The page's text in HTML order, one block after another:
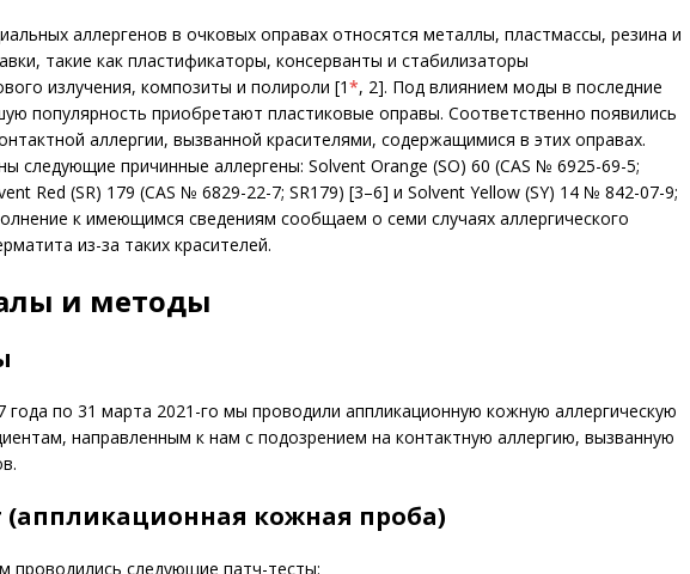
аллергенов в очковых оправах относятся металлы, пластмассы, резина и
такие как пластификаторы, консерванты и стабилизаторы
излучения, композиты и полироли [1*, 2]. Под влиянием моды в последние
популярность приобретают пластиковые оправы. Соот­ветственно появились
аллергии, вызванной красителями, содержащимися в этих оправах.
следующие причинные аллергены: Solvent Orange (SO) 60 (CAS № 6925-69-5;
Red (SR) 179 (CAS № 6829-22-7; SR179) [3–6] и Solvent Yellow (SY) 14 № 842-07-9;
к имеющимся сведениям сообщаем о семи случаях аллергического
из-за таких красителей.
и методы
года по 31 марта 2021-го мы проводили аппликационную кожную аллергическую
направленным к нам с подозрением на контактную аллергию, вызванную
(аппликационная кожная проба)
проводились следую­щие патч-тесты: